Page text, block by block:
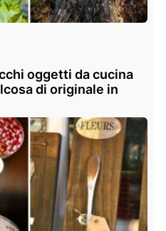
oggetti da cucina
di originale in